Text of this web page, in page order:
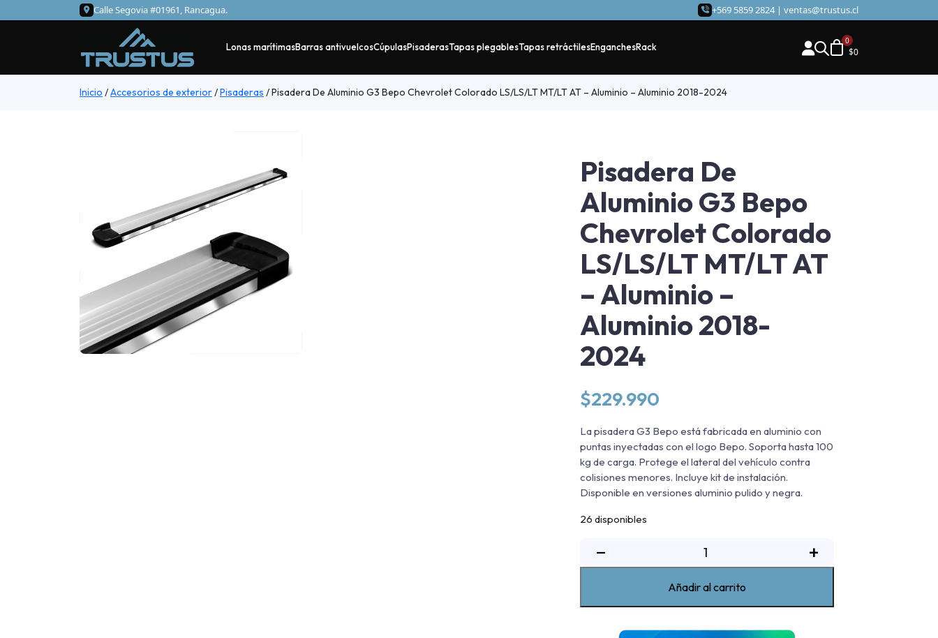
Calle Segovia #01961, Rancagua. +569 5859 2824 | ventas@trustus.cl
Lonas marítimasBarras antivuelcosCúpulasPisaderasTapas plegablesTapas retráctilesEnganchesRack $0
Inicio /Accesorios de exterior/Pisaderas /Pisadera De Aluminio G3 Bepo Chevrolet Colorado LS/LS/LT MT/LT AT – Aluminio – Aluminio 2018-2024
Pisadera De
Aluminio G3 Bepo
Chevrolet Colorado
LS/LS/LT MT/LT AT
– Aluminio –
Aluminio 2018-
2024
$229.990
La pisadera G3 Bepo está fabricada en aluminio con
puntas inyectadas con el logo Bepo. Soporta hasta 100
kg de carga. Protege el lateral del vehículo contra
colisiones menores. Incluye kit de instalación.
Disponible en versiones aluminio pulido y negra.
26 disponibles
−
Chevrolet
+
Añadir al carrito